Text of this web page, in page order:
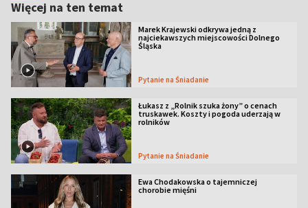
Więcej na ten temat
Marek Krajewski odkrywa jedną z
najciekawszych miejscowości Dolnego
Śląska
Pytanie na Śniadanie
Łukasz z „Rolnik szuka żony” o cenach
truskawek. Koszty i pogoda uderzają w
rolników
Pytanie na Śniadanie
Ewa Chodakowska o tajemniczej
chorobie mięśni